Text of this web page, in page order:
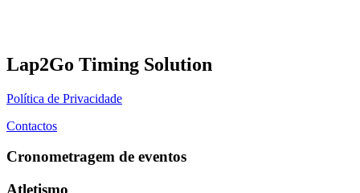
Lap2Go Timing Solution
Política de Privacidade
Contactos
Cronometragem de eventos
Atletismo